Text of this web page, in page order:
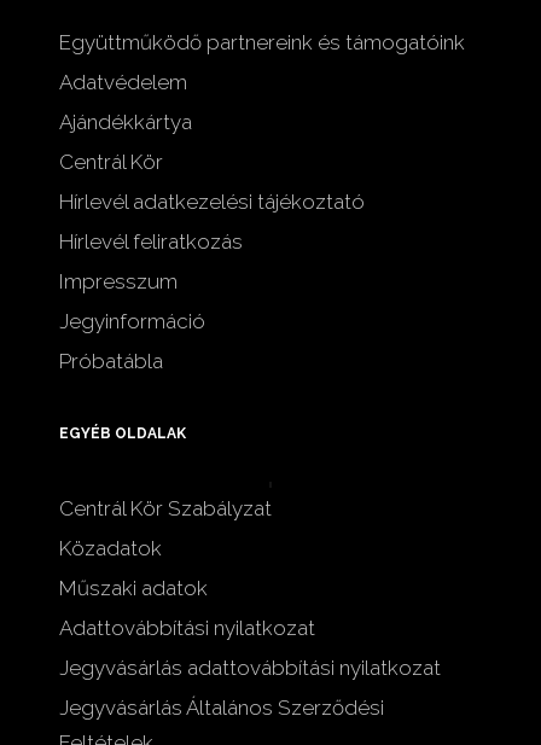
Együttműködő partnereink és támogatóink
Adatvédelem
Ajándékkártya
Centrál Kör
Hírlevél adatkezelési tájékoztató
Hírlevél feliratkozás
Impresszum
Jegyinformáció
Próbatábla
EGYÉB OLDALAK
Centrál Kör Szabályzat
Közadatok
Műszaki adatok
Adattovábbítási nyilatkozat
Jegyvásárlás adattovábbítási nyilatkozat
Jegyvásárlás Általános Szerződési